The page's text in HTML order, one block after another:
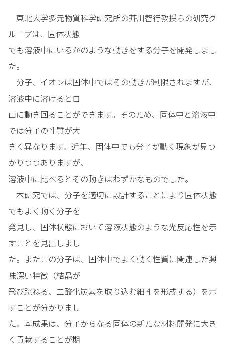
東北大学多元物質科学研究所の芥川智行教授らの研究グ
ループは、固体状態
でも溶液中にいるかのような動きをする分子を開発しまし
た。
分子、イオンは固体中ではその動きが制限されますが、
溶液中に溶けると自
由に動き回ることができます。そのため、固体中と溶液中
では分子の性質が大
きく異なります。近年、固体中でも分子が動く現象が見つ
かりつつありますが、
溶液中に比べるとその動きはわずかなものでした。
本研究では、分子を適切に設計することにより固体状態
でもよく動く分子を
発見し、固体状態において溶液状態のような光反応性を示
すことを見出しまし
た。またこの分子は、固体中でよく動く性質に関連した興
味深い特徴（結晶が
飛び跳ねる、二酸化炭素を取り込む細孔を形成する）を示
すことが分かりまし
た。本成果は、分子からなる固体の新たな材料開発に大き
く貢献することが期